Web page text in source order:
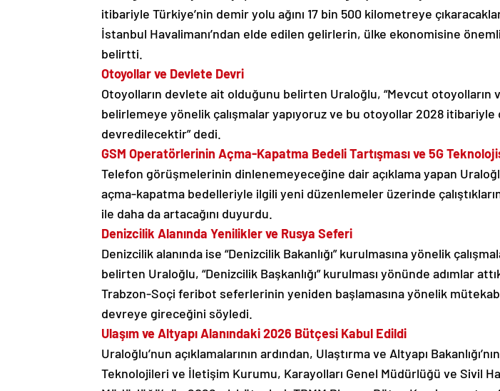
itibariyle Türkiye’nin demir yolu ağını 17 bin 500 kilometreye
İstanbul Havalimanı’ndan elde edilen gelirlerin, ülke ekonomisine önemli
belirtti.
Otoyollar ve Devlete Devri
Otoyolların devlete ait olduğunu belirten Uraloğlu, “Mevcut otoyolların
belirlemeye yönelik çalışmalar yapıyoruz ve bu otoyollar 2028 itibariyle
devredilecektir” dedi.
GSM Operatörlerinin Açma-Kapatma Bedeli Tartışması ve 5G
Telefon görüşmelerinin dinlenemeyeceğine dair açıklama yapan
açma-kapatma bedelleriyle ilgili yeni düzenlemeler üzerinde
ile daha da artacağını duyurdu.
Denizcilik Alanında Yenilikler ve Rusya Seferi
Denizcilik alanında ise “Denizcilik Bakanlığı” kurulmasına yönelik
belirten Uraloğlu, “Denizcilik Başkanlığı” kurulması yönünde adımlar
Trabzon-Soçi feribot seferlerinin yeniden başlamasına yönelik
devreye gireceğini söyledi.
Ulaşım ve Altyapı Alanındaki 2026 Bütçesi Kabul Edildi
Uraloğlu’nun açıklamalarının ardından, Ulaştırma ve Altyapı
Teknolojileri ve İletişim Kurumu, Karayolları Genel Müdürlüğü ve Sivil